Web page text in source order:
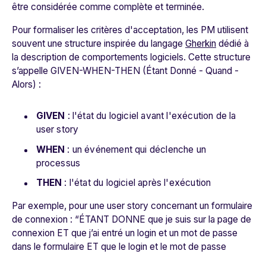
être considérée comme complète et terminée.
Pour formaliser les critères d'acceptation, les PM utilisent
souvent une structure inspirée du langage Gherkin dédié à
la description de comportements logiciels. Cette structure
s’appelle GIVEN-WHEN-THEN (Étant Donné - Quand -
Alors) :
GIVEN : l'état du logiciel avant l'exécution de la
user story
WHEN : un événement qui déclenche un
processus
THEN : l'état du logiciel après l'exécution
Par exemple, pour une user story concernant un formulaire
de connexion : “ÉTANT DONNE que je suis sur la page de
connexion ET que j’ai entré un login et un mot de passe
dans le formulaire ET que le login et le mot de passe